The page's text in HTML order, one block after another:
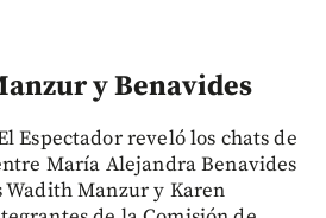
y Benavides
Espectador reveló los chats de
María Alejandra Benavides
Manzur y Karen